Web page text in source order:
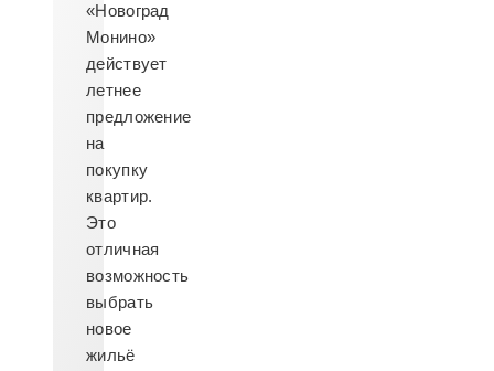
«Новоград
Монино»
действует
летнее
предложение
на
покупку
квартир.
Это
отличная
возможность
выбрать
новое
жильё